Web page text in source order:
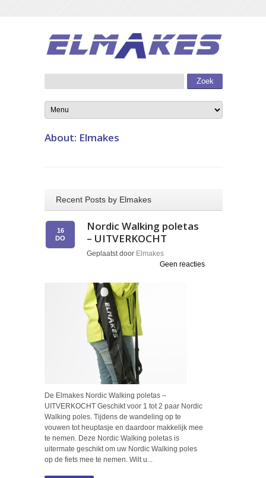
About: Elmakes
Recent Posts by Elmakes
16
DO
Nordic Walking poletas
– UITVERKOCHT
Geplaatst door Elmakes
Geen reacties
De Elmakes Nordic Walking poletas –
UITVERKOCHT Geschikt voor 1 tot 2 paar Nordic
Walking poles. Tijdens de wandeling op te
vouwen tot heuptasje en daardoor makkelijk mee
te nemen. Deze Nordic Walking poletas is
uitermate geschikt om uw Nordic Walking poles
op de fiets mee te nemen. Wilt u...